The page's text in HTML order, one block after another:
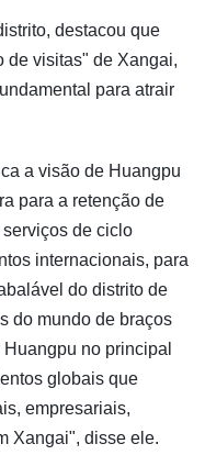
destacou que
de visitas" de Xangai,
para atrair
a visão de Huangpu
para a retenção de
de ciclo
internacionais, para
do distrito de
do mundo de braços
no principal
globais que
empresariais,
Xangai", disse ele.